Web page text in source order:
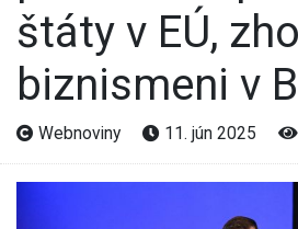
štáty v EÚ,
biznismeni v
Webnoviny 11. jún 2025